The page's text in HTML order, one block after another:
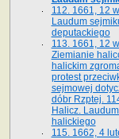
112. 1661, 12
Laudum
deputackiego
113. 1661, 12
Ziemianie
halickim
protest
sejmowej
dóbr Rzptej.
Halicz.
halickiego
115. 1662, 4